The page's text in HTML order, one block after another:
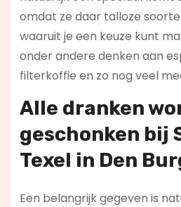
omdat ze daar talloze
waaruit je een keuze kunt
onder andere denken aan
filterkoffie en zo nog veel
Alle dranken
geschonken bij
Texel in Den
Een belangrijk gegeven is